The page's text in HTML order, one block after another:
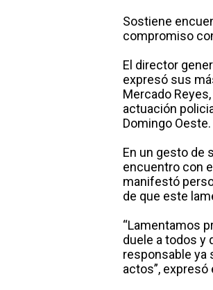
Sostiene
compromiso
El director
expresó sus
Mercado
actuación
Domingo Oeste.
En un gesto de
encuentro con
manifestó
de que este
“Lamentamos
duele a todos y
responsable ya
actos”, expresó